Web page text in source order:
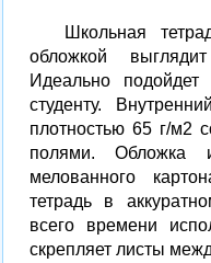
Школьная
обложкой
Идеально
студенту.
плотностью 65 г/м2
полями. Обложка
мелованного
тетрадь в
всего времени
скрепляет листы